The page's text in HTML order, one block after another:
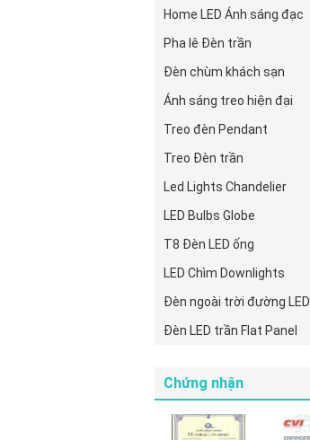
Home LED Ánh sáng đạc
Pha lê Đèn trần
Đèn chùm khách sạn
Ánh sáng treo hiện đại
Treo đèn Pendant
Treo Đèn trần
Led Lights Chandelier
LED Bulbs Globe
T8 Đèn LED ống
LED Chìm Downlights
Đèn ngoài trời đường LED
Đèn LED trần Flat Panel
Chứng nhận